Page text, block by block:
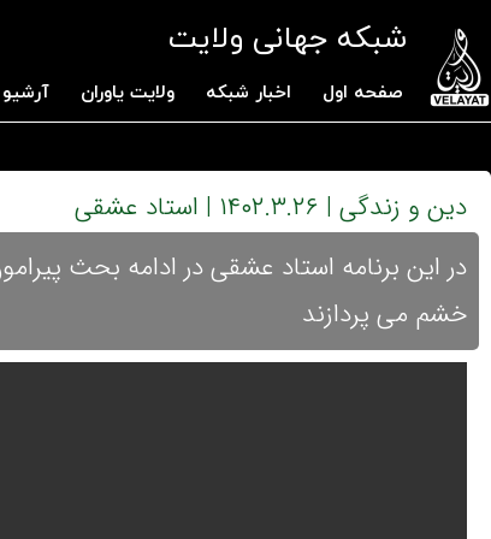
شبکه جهانی ولایت
صفحه اول اخبار شبکه ولایت یاوران آرشیو
دین و زندگی | ۱۴۰۲.۳.۲۶ | استاد عشقی
در این برنامه استاد عشقی در ادامه بحث
خشم می پردازند